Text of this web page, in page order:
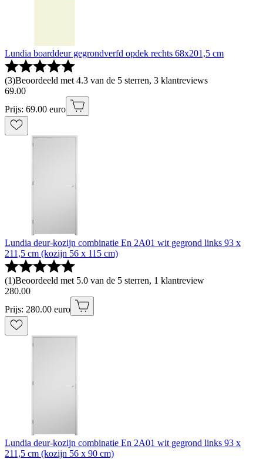
Lundia boarddeur gegrondverfd opdek rechts 68x201,5 cm
(3)Beoordeeld met 4.3 van de 5 sterren, 3 klantreviews
69.00
Prijs: 69.00 euro
Lundia deur-kozijn combinatie En 2A01 wit gegrond links 93 x
211,5 cm (kozijn 56 x 115 cm)
(1)Beoordeeld met 5.0 van de 5 sterren, 1 klantreview
280.00
Prijs: 280.00 euro
Lundia deur-kozijn combinatie En 2A01 wit gegrond links 93 x
211,5 cm (kozijn 56 x 90 cm)